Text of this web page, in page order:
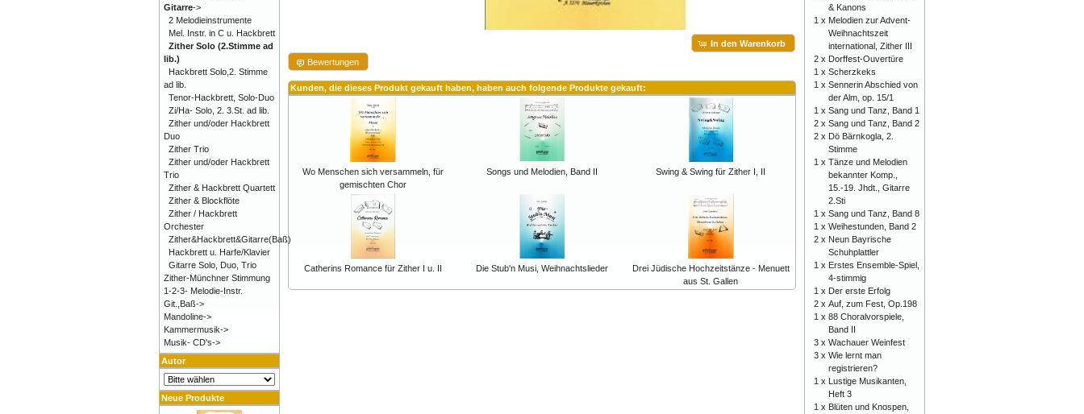
In den Warenkorb
Bewertungen
Kunden, die dieses Produkt gekauft haben, haben auch folgende Produkte gekauft:
Wo Menschen sich versammeln, für
gemischten Chor
Songs und Melodien, Band II Swing & Swing für Zither I, II
Catherins Romance für Zither I u. II Die Stub'n Musi, Weihnachtslieder
Drei Jüdische Hochzeitstänze - Menuett
aus St. Gallen
Gitarre->
2 Melodieinstrumente
Mel. Instr. in C u. Hackbrett
Zither Solo (2.Stimme ad
lib.)
Hackbrett Solo,2. Stimme
ad lib.
Tenor-Hackbrett, Solo-Duo
Zi/Ha- Solo, 2. 3.St. ad lib.
Zither und/oder Hackbrett
Duo
Zither Trio
Zither und/oder Hackbrett
Trio
Zither & Hackbrett Quartett
Zither & Blockflöte
Zither / Hackbrett
Orchester
Zither&Hackbrett&Gitarre(Baß)
Hackbrett u. Harfe/Klavier
Gitarre Solo, Duo, Trio
Zither-Münchner Stimmung
1-2-3- Melodie-Instr.
Git.,Baß->
Mandoline->
Kammermusik->
Musik- CD's->
Autor
Neue Produkte
& Kanons
1 x Melodien zur Advent-
Weihnachtszeit
international, Zither III
2 x Dorffest-Ouvertüre
1 x Scherzkeks
1 x Sennerin Abschied von
der Alm, op. 15/1
1 x Sang und Tanz, Band 1
2 x Sang und Tanz, Band 2
2 x Dö Bärnkogla, 2.
Stimme
1 x Tänze und Melodien
bekannter Komp.,
15.-19. Jhdt., Gitarre
2.Sti
1 x Sang und Tanz, Band 8
1 x Weihestunden, Band 2
2 x Neun Bayrische
Schuhplattler
1 x Erstes Ensemble-Spiel,
4-stimmig
1 x Der erste Erfolg
2 x Auf, zum Fest, Op.198
1 x 88 Choralvorspiele,
Band II
3 x Wachauer Weinfest
3 x Wie lernt man
registrieren?
1 x Lustige Musikanten,
Heft 3
1 x Blüten und Knospen,